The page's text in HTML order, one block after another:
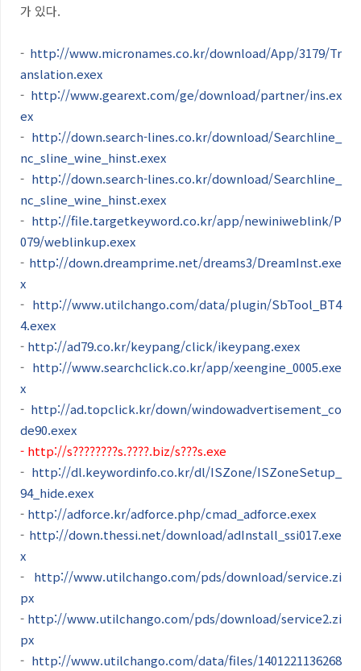
가 있다.
- http://www.micronames.co.kr/download/App/3179/Tr
anslation.exex
- http://www.gearext.com/ge/download/partner/ins.ex
ex
- http://down.search-lines.co.kr/download/Searchline_
nc_sline_wine_hinst.exex
- http://down.search-lines.co.kr/download/Searchline_
nc_sline_wine_hinst.exex
- http://file.targetkeyword.co.kr/app/newiniweblink/P
079/weblinkup.exex
- http://down.dreamprime.net/dreams3/DreamInst.exe
x
- http://www.utilchango.com/data/plugin/SbTool_BT4
4.exex
- http://ad79.co.kr/keypang/click/ikeypang.exex
- http://www.searchclick.co.kr/app/xeengine_0005.exe
x
- http://ad.topclick.kr/down/windowadvertisement_co
de90.exex
- http://s????????s.????.biz/s???s.exe
- http://dl.keywordinfo.co.kr/dl/ISZone/ISZoneSetup_
94_hide.exex
- http://adforce.kr/adforce.php/cmad_adforce.exex
- http://down.thessi.net/download/adInstall_ssi017.exe
x
- http://www.utilchango.com/pds/download/service.zi
px
- http://www.utilchango.com/pds/download/service2.zi
px
- http://www.utilchango.com/data/files/1401221136268